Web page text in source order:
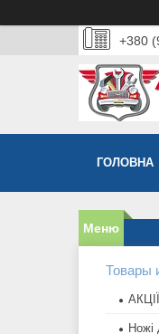
+380
ГОЛОВНА
Товары
АКЦІЇ
Ножі